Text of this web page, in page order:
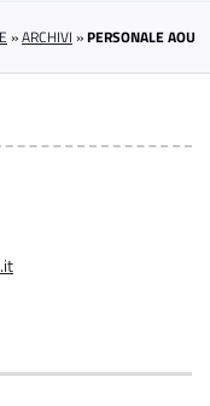
»ARCHIVI »PERSONALE AOU